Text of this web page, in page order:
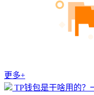
更多+
TP钱包是干啥用的？